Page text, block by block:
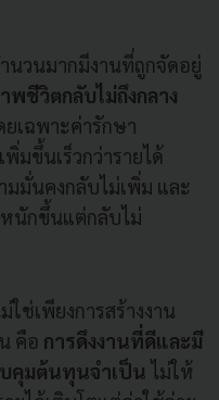
นวนมากมีงานที่ถูกจัดอยู่
ชีวิตกลับไม่ถึงกลาง
เฉพาะค่ารักษา
มขึ้นเร็วกว่ารายได้
มั่นคงกลับไม่เพิ่ม และ
นักขึ้นแต่กลับไม่
ช่เพียงการสร้างงาน
คือ การดึงงานที่ดีและมี
คุมต้นทุนจำเป็น ไม่ให้